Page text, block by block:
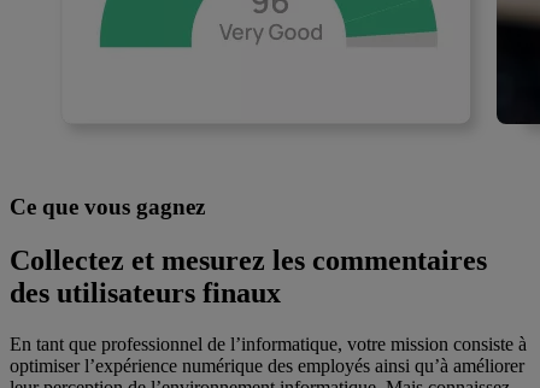
Ce que vous gagnez
Collectez et mesurez les commentaires
des utilisateurs finaux
En tant que professionnel de l’informatique, votre mission consiste à
optimiser l’expérience numérique des employés ainsi qu’à améliorer